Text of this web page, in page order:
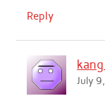
Reply
July